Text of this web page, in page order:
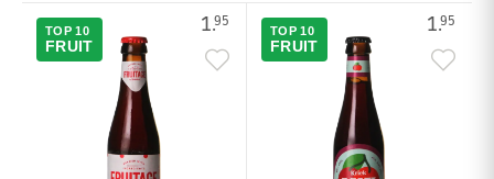
1.95
TOP 10
FRUIT
1.95
TOP 10
FRUIT